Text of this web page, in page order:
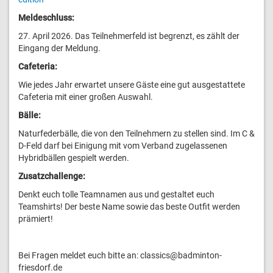
Meldeschluss:
27. April 2026. Das Teilnehmerfeld ist begrenzt, es zählt der
Eingang der Meldung.
Cafeteria:
Wie jedes Jahr erwartet unsere Gäste eine gut ausgestattete
Cafeteria mit einer großen Auswahl.
Bälle:
Naturfederbälle, die von den Teilnehmern zu stellen sind. Im C &
D-Feld darf bei Einigung mit vom Verband zugelassenen
Hybridbällen gespielt werden.
Zusatzchallenge:
Denkt euch tolle Teamnamen aus und gestaltet euch
Teamshirts! Der beste Name sowie das beste Outfit werden
prämiert!
Bei Fragen meldet euch bitte an: classics@badminton-
friesdorf.de